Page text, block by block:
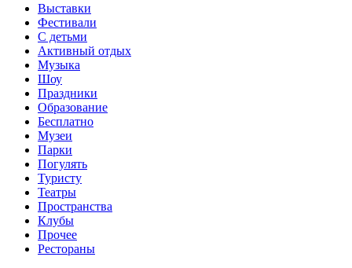
Выставки
Фестивали
С детьми
Активный отдых
Музыка
Шоу
Праздники
Образование
Бесплатно
Музеи
Парки
Погулять
Туристу
Театры
Пространства
Клубы
Прочее
Рестораны